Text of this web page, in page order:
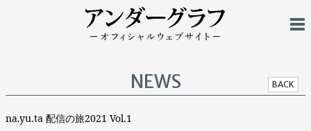
NEWS BACK
na.yu.ta 配信の旅2021 Vol.1